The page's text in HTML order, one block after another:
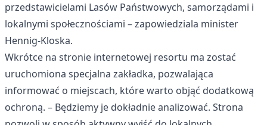
przedstawicielami Lasów Państwowych, samorządami i
lokalnymi społecznościami – zapowiedziala minister
Hennig-Kloska.
Wkrótce na stronie internetowej resortu ma zostać
uruchomiona specjalna zakładka, pozwalająca
informować o miejscach, które warto objąć dodatkową
ochroną. – Będziemy je dokładnie analizować. Strona